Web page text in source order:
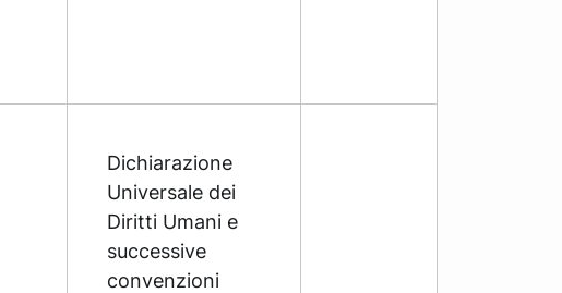
Dichiarazione
Universale dei
Diritti Umani e
successive
convenzioni